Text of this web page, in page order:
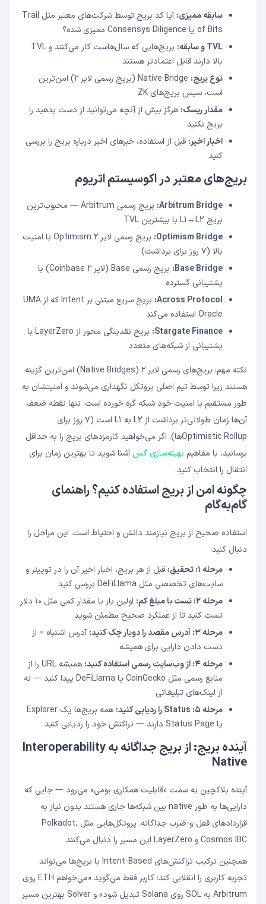
سابقه ممیزی:
آیا کد بریج توسط شرکت‌های معتبر مثل Trail
of Bits یا Consensys Diligence ممیزی شده؟
TVL و سابقه:
بریج‌هایی که سال‌هاست کار می‌کنند و TVL
بالا دارند قابل اعتمادتر هستند
نوع بریج:
Native Bridge (بریج رسمی لایر ۲) امن‌ترین
است، سپس بریج‌های ZK
مقدار ریسک: هرگز بیش از آنچه می‌توانید از دست بدهید را
بریج نکنید
اخبار اخیر: قبل از استفاده، خبرهای اخیر درباره بریج را بررسی
کنید
بریج‌های معتبر در اکوسیستم اتریوم
Arbitrum Bridge:
بریج رسمی Arbitrum — محبوب‌ترین
بریج L1→L2 با بیشترین TVL
Optimism Bridge:
بریج رسمی لایر ۲ Optimism با امنیت
بالا (۷ روز برای برداشت)
Base Bridge:
بریج رسمی Base (لایر ۲ Coinbase) با
پشتیبانی گسترده
Across Protocol:
بریج سریع مبتنی بر Intent که از UMA
Oracle استفاده می‌کند
Stargate Finance:
بریج نقدینگی محور از LayerZero با
پشتیبانی از شبکه‌های متعدد
نکته مهم: بریج‌های رسمی لایر ۲ (Native Bridges) امن‌ترین گزینه
هستند زیرا توسط تیم اصلی پروتکل نگهداری می‌شوند و امنیتشان به
طور مستقیم با امنیت خود شبکه گره خورده است. تنها نقطه ضعف
آن‌ها زمان طولانی‌تر برداشت از L2 به L1 است (۷ روز برای
Optimistic Rollupها). اگر می‌خواهید کارمزدهای بریج را به حداقل
برسانید، با مفاهیم بهینه‌سازی گس آشنا شوید تا بهترین زمان برای
انتقال را انتخاب کنید.
چگونه امن از بریج استفاده کنیم؟ راهنمای
گام‌به‌گام
استفاده صحیح از بریج نیازمند دانش و احتیاط است. این مراحل را
دنبال کنید:
مرحله ۱: تحقیق:
قبل از هر بریج، اخبار اخیر آن را در توییتر و
سایت‌های تخصصی مثل DeFiLlama بررسی کنید
مرحله ۲: تست با مبلغ کم:
اولین بار با مقدار کمی مثل ۱۰ دلار
تست کنید تا از عملکرد صحیح مطمئن شوید
مرحله ۳: آدرس مقصد را دوبار چک کنید:
آدرس اشتباه = از
دست دادن دارایی برای همیشه
مرحله ۴: از وب‌سایت رسمی استفاده کنید:
همیشه URL را از
منابع رسمی مثل CoinGecko یا DeFiLlama پیدا کنید — نه
از لینک‌های تبلیغاتی
مرحله ۵: Status را ردیابی کنید:
همه بریج‌ها یک Explorer
یا Status Page دارند — تراکنش خود را ردیابی کنید
آینده بریج: از بریج جداگانه به Interoperability
Native
آینده بلاکچین به سمت «قابلیت همکاری بومی» می‌رود — جایی که
دارایی‌ها به طور native بین شبکه‌ها جاری هستند بدون نیاز به
قراردادهای قفل-و-ضرب جداگانه. پروتکل‌هایی مثل Polkadot،
Cosmos IBC و LayerZero این مسیر را دنبال می‌کنند.
همچنین ترکیب تراکنش‌های Intent-Based با بریج‌ها می‌تواند
تجربه کاربری را انقلابی کند: کاربر فقط می‌گوید «می‌خواهم ETH روی
Arbitrum به SOL روی Solana تبدیل شود» و Solver بهترین مسیر